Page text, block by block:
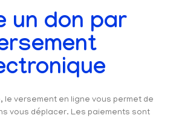
un don par
le versement en ligne vous permet de
vous déplacer. Les paiements sont